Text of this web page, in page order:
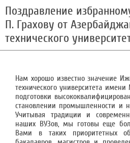
Поздравление
П. Грахову от
технического
Нам хорошо известно значение
технического университета
подготовки
становлении промышленности и
Учитывая традиции и
наших ВУЗов, мы готовы еще
Вами в таких приоритетных